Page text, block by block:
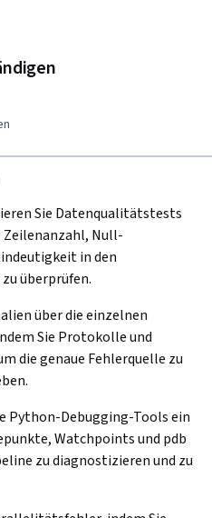
Sie Datenqualitätstests
Zeilenanzahl, Null-
in den
überprüfen.
über die einzelnen
Sie Protokolle und
die genaue Fehlerquelle zu
Python-Debugging-Tools ein
Watchpoints und pdb
zu diagnostizieren und zu